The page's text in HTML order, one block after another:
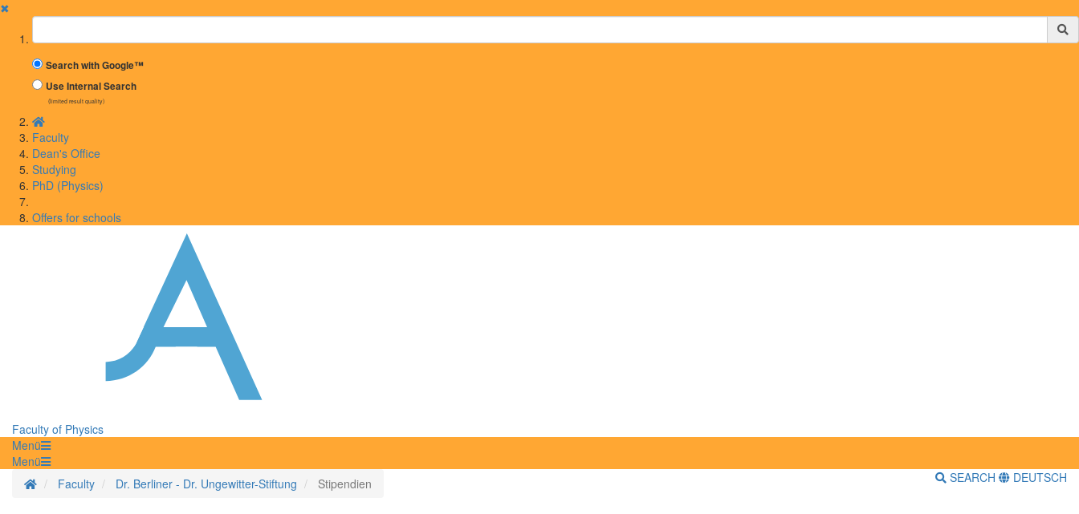
✖
Suchbegriff
Search with Google™
Use Internal Search
(limited result quality)
Faculty
Dean's Office
Studying
PhD (Physics)
Offers for schools
Faculty of Physics
Menü
Menü
Homepage
Faculty Dr. Berliner - Dr. Ungewitter-Stiftung Stipendien SEARCH DEUTSCH